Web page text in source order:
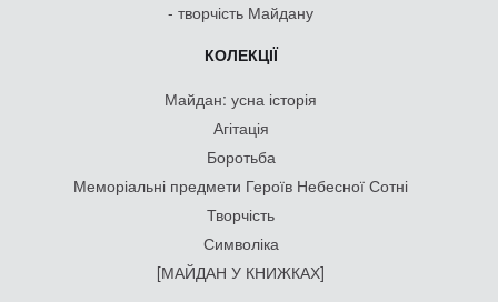
- творчість Майдану
КОЛЕКЦІЇ
Майдан: усна історія
Агітація
Боротьба
Меморіальні предмети Героїв Небесної Сотні
Творчість
Символіка
[МАЙДАН У КНИЖКАХ]